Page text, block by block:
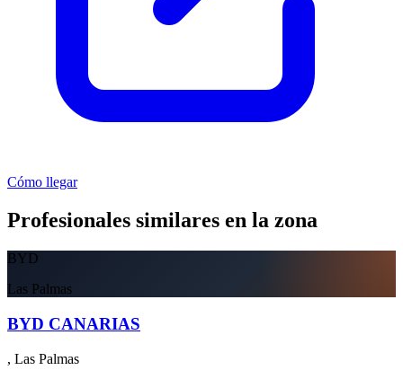
Cómo llegar
Profesionales similares en la zona
BYD
Las Palmas
BYD CANARIAS
, Las Palmas